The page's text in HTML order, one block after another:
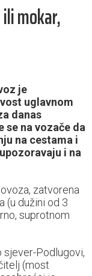
mokar,
je
uglavnom
danas
se na vozače da
na cestama i
i na
zatvorena
(u dužini od 3
suprotnom
sjever-Podlugovi,
(most